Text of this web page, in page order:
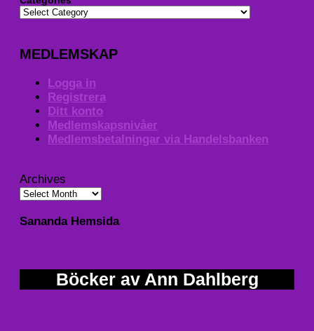
MEDLEMSKAP
Logga in
Registrera
Ditt konto
Medlemskapsnivåer
Medlemsbetalningar via Handelsbanken
Archives
Sananda Hemsida
Böcker av Ann Dahlberg